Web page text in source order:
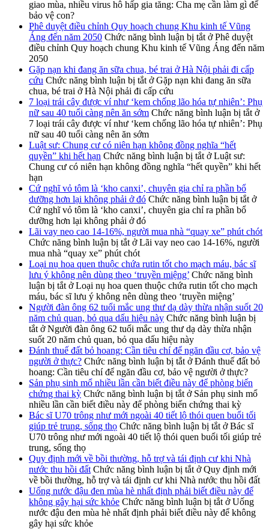
giao mùa, nhiều virus hô hấp gia tăng: Cha mẹ cần làm gì để
bảo vệ con?
Phê duyệt điều chỉnh Quy hoạch chung Khu kinh tế Vũng
Áng đến năm 2050 Chức năng bình luận bị tắt ở Phê duyệt
điều chỉnh Quy hoạch chung Khu kinh tế Vũng Áng đến năm
2050
Gặp nạn khi đang ăn sữa chua, bé trai ở Hà Nội phải đi cấp
cứu Chức năng bình luận bị tắt ở Gặp nạn khi đang ăn sữa
chua, bé trai ở Hà Nội phải đi cấp cứu
7 loại trái cây được ví như ‘kem chống lão hóa tự nhiên’: Phụ
nữ sau 40 tuổi càng nên ăn sớm Chức năng bình luận bị tắt ở
7 loại trái cây được ví như ‘kem chống lão hóa tự nhiên’: Phụ
nữ sau 40 tuổi càng nên ăn sớm
Luật sư: Chung cư có niên hạn không đồng nghĩa “hết
quyền” khi hết hạn Chức năng bình luận bị tắt ở Luật sư:
Chung cư có niên hạn không đồng nghĩa “hết quyền” khi hết
hạn
Cứ nghĩ vỏ tôm là ‘kho canxi’, chuyên gia chỉ ra phần bổ
dưỡng hơn lại không phải ở đó Chức năng bình luận bị tắt ở
Cứ nghĩ vỏ tôm là ‘kho canxi’, chuyên gia chỉ ra phần bổ
dưỡng hơn lại không phải ở đó
Lãi vay neo cao 14-16%, người mua nhà “quay xe” phút chót
Chức năng bình luận bị tắt ở Lãi vay neo cao 14-16%, người
mua nhà “quay xe” phút chót
Loại nụ hoa quen thuộc chứa rutin tốt cho mạch máu, bác sĩ
lưu ý không nên dùng theo ‘truyền miệng’ Chức năng bình
luận bị tắt ở Loại nụ hoa quen thuộc chứa rutin tốt cho mạch
máu, bác sĩ lưu ý không nên dùng theo ‘truyền miệng’
Người đàn ông 62 tuổi mắc ung thư dạ dày thừa nhận suốt 20
năm chủ quan, bỏ qua dấu hiệu này Chức năng bình luận bị
tắt ở Người đàn ông 62 tuổi mắc ung thư dạ dày thừa nhận
suốt 20 năm chủ quan, bỏ qua dấu hiệu này
Đánh thuế đất bỏ hoang: Cần tiêu chí để ngăn đầu cơ, bảo vệ
người ở thực? Chức năng bình luận bị tắt ở Đánh thuế đất bỏ
hoang: Cần tiêu chí để ngăn đầu cơ, bảo vệ người ở thực?
Sản phụ sinh mổ nhiều lần cần biết điều này để phòng biến
chứng thai kỳ Chức năng bình luận bị tắt ở Sản phụ sinh mổ
nhiều lần cần biết điều này để phòng biến chứng thai kỳ
Bác sĩ U70 trông như mới ngoài 40 tiết lộ thói quen buổi tối
giúp trẻ trung, sống thọ Chức năng bình luận bị tắt ở Bác sĩ
U70 trông như mới ngoài 40 tiết lộ thói quen buổi tối giúp trẻ
trung, sống thọ
Quy định mới về bồi thường, hỗ trợ và tái định cư khi Nhà
nước thu hồi đất Chức năng bình luận bị tắt ở Quy định mới
về bồi thường, hỗ trợ và tái định cư khi Nhà nước thu hồi đất
Uống nước đậu đen mùa hè nhất định phải biết điều này để
không gây hại sức khỏe Chức năng bình luận bị tắt ở Uống
nước đậu đen mùa hè nhất định phải biết điều này để không
gây hại sức khỏe